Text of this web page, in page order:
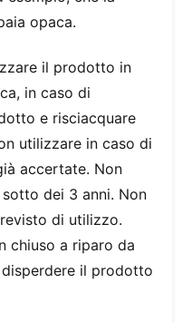
opaca.
il prodotto in
in caso di
e risciacquare
utilizzare in caso di
accertate. Non
dei 3 anni. Non
di utilizzo.
chiuso a riparo da
il prodotto